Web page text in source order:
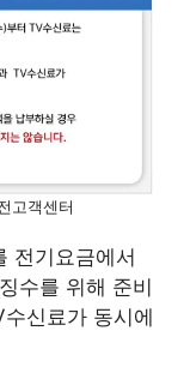
고객센터
전기요금에서
수를 위해 준비
신료가 동시에